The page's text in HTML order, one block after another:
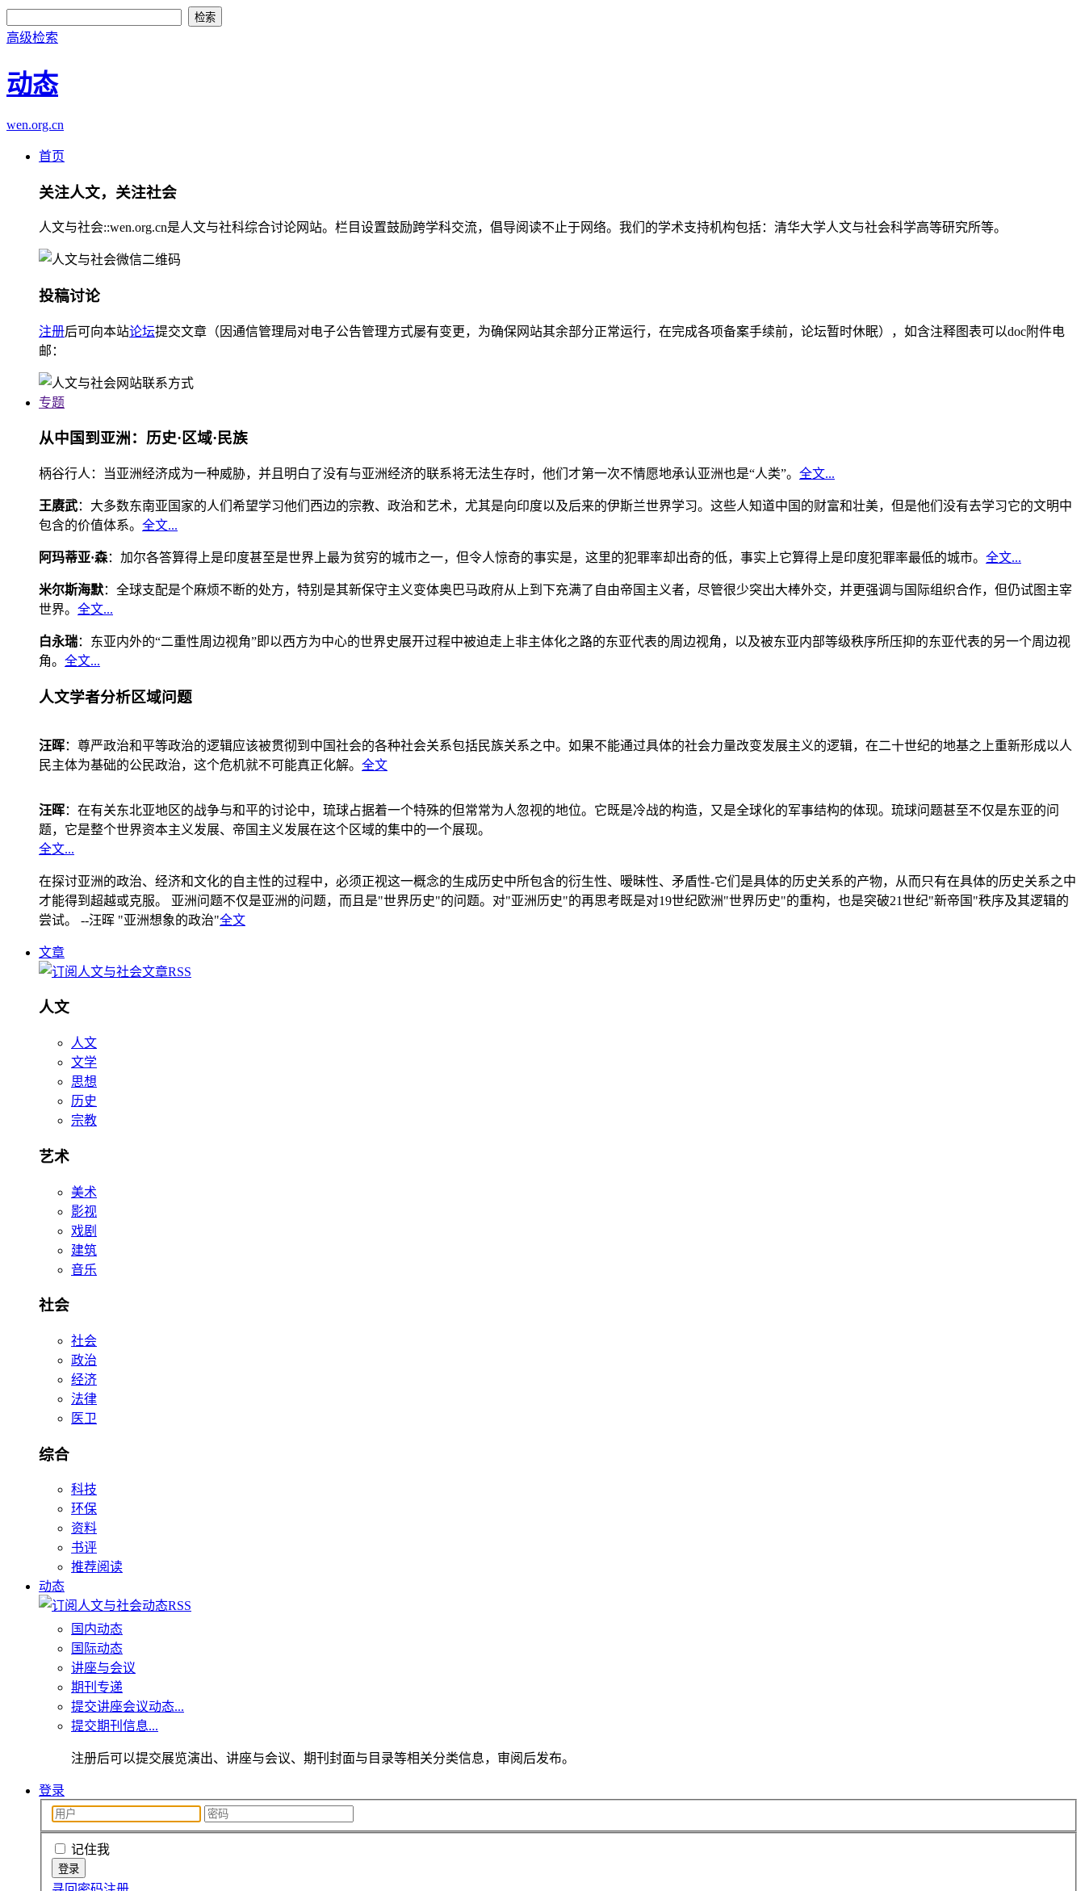
高级检索
动态
wen.org.cn
首页
关注人文，关注社会
人文与社会::wen.org.cn是人文与社科综合讨论网站。栏目设置鼓励跨学科交流，倡导阅读不止于网络。我们的学术支持机构包括：清华大学人文与社会科学高等研究所等。
投稿讨论
注册后可向本站论坛提交文章（因通信管理局对电子公告管理方式屡有变更，为确保网站其余部分正常运行，在完成各项备案手续前，论坛暂时休眠），如含注释图表可以doc附件电
邮：
专题
从中国到亚洲：历史·区域·民族
柄谷行人：当亚洲经济成为一种威胁，并且明白了没有与亚洲经济的联系将无法生存时，他们才第一次不情愿地承认亚洲也是“人类”。 全文...
王赓武：大多数东南亚国家的人们希望学习他们西边的宗教、政治和艺术，尤其是向印度以及后来的伊斯兰世界学习。这些人知道中国的财富和壮美，但是他们没有去学习它的文明中
包含的价值体系。 全文...
阿玛蒂亚·森：加尔各答算得上是印度甚至是世界上最为贫穷的城市之一，但令人惊奇的事实是，这里的犯罪率却出奇的低，事实上它算得上是印度犯罪率最低的城市。 全文...
米尔斯海默：全球支配是个麻烦不断的处方，特别是其新保守主义变体奥巴马政府从上到下充满了自由帝国主义者，尽管很少突出大棒外交，并更强调与国际组织合作，但仍试图主宰
世界。 全文...
白永瑞：东亚内外的“二重性周边视角”即以西方为中心的世界史展开过程中被迫走上非主体化之路的东亚代表的周边视角，以及被东亚内部等级秩序所压抑的东亚代表的另一个周边视
角。 全文...
人文学者分析区域问题
汪晖：尊严政治和平等政治的逻辑应该被贯彻到中国社会的各种社会关系包括民族关系之中。如果不能通过具体的社会力量改变发展主义的逻辑，在二十世纪的地基之上重新形成以人
民主体为基础的公民政治，这个危机就不可能真正化解。 全文
汪晖：在有关东北亚地区的战争与和平的讨论中，琉球占据着一个特殊的但常常为人忽视的地位。它既是冷战的构造，又是全球化的军事结构的体现。琉球问题甚至不仅是东亚的问
题，它是整个世界资本主义发展、帝国主义发展在这个区域的集中的一个展现。
全文...
在探讨亚洲的政治、经济和文化的自主性的过程中，必须正视这一概念的生成历史中所包含的衍生性、暧昧性、矛盾性-它们是具体的历史关系的产物，从而只有在具体的历史关系之中
才能得到超越或克服。 亚洲问题不仅是亚洲的问题，而且是"世界历史"的问题。对"亚洲历史"的再思考既是对19世纪欧洲"世界历史"的重构，也是突破21世纪"新帝国"秩序及其逻辑的
尝试。 --汪晖 "亚洲想象的政治"全文
文章
人文
人文
文学
思想
历史
宗教
艺术
美术
影视
戏剧
建筑
音乐
社会
社会
政治
经济
法律
医卫
综合
科技
环保
资料
书评
推荐阅读
动态
国内动态
国际动态
讲座与会议
期刊专递
提交讲座会议动态...
提交期刊信息...
注册后可以提交展览演出、讲座与会议、期刊封面与目录等相关分类信息，审阅后发布。
登录
记住我